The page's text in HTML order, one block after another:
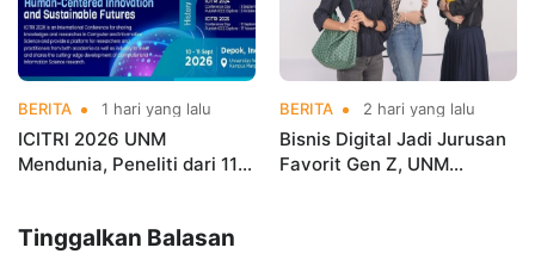
BERITA 1 hari yang lalu
ICITRI 2026 UNM
Mendunia, Peneliti dari 11
BERITA 2 hari yang lalu
Bisnis Digital Jadi Jurusan
Favorit Gen Z, UNM
Tinggalkan Balasan